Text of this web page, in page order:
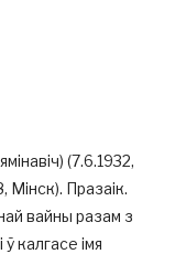
(7.6.1932,
Празаік.
вайны разам з
калгасе імя